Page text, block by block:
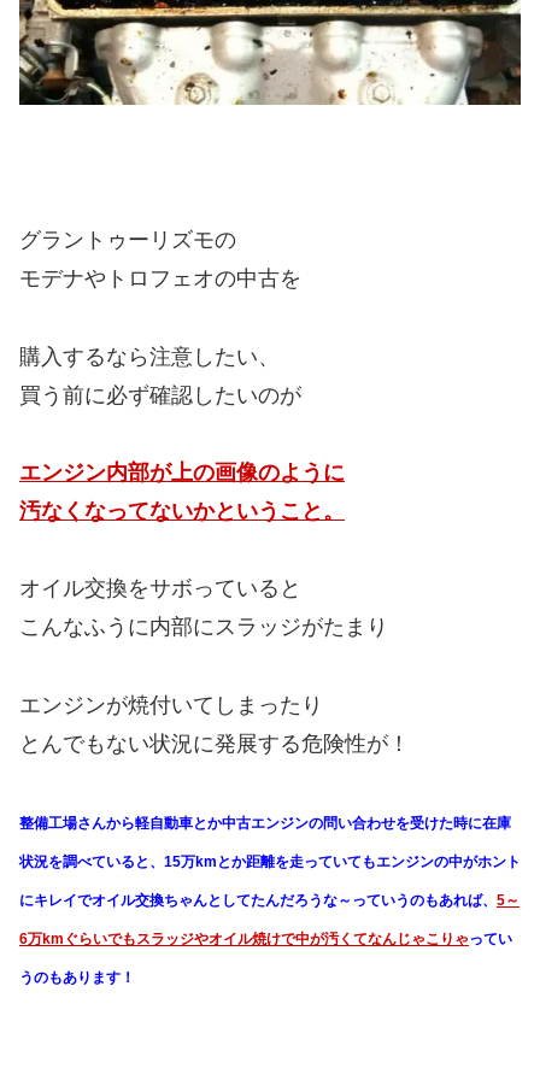
グラントゥーリズモの
モデナやトロフェオの中古を
購入するなら注意したい、
買う前に必ず確認したいのが
エンジン内部が上の画像のように
汚なくなってないかということ。
オイル交換をサボっていると
こんなふうに内部にスラッジがたまり
エンジンが焼付いてしまったり
とんでもない状況に発展する危険性が！
整備工場さんから軽自動車とか中古エンジンの問い合わせを受けた時に在庫
状況を調べていると、15万kmとか距離を走っていてもエンジンの中がホント
にキレイでオイル交換ちゃんとしてたんだろうな～っていうのもあれば、 5～
6万kmぐらいでもスラッジやオイル焼けで中が汚くてなんじゃこりゃってい
うのもあります！